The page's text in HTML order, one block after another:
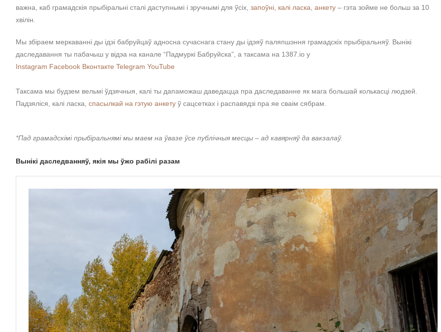
важна, каб грамадскія прыбіральні сталі даступнымі і зручнымі для ўсіх, запоўні, калі ласка, анкету – гэта зойме не больш за 10
хвілін.
Мы збіраем меркаванні ды ідэі бабруйцаў адносна сучаснага стану ды ідэяў паляпшэння грамадскіх прыбіральняў. Вынікі
даследавання ты пабачыш у відэа на канале “Падмуркі Бабруйска”, а таксама на 1387.io у
Instagram Facebook Вконтакте Telegram YouTube
Таксама мы будзем вельмі ўдзячныя, калі ты дапаможаш даведацца пра даследаванне як мага большай колькасці людзей.
Падзяліся, калі ласка, спасылкай на гэтую анкету ў сацсетках і распавядзі пра яе сваім сябрам.
*Пад грамадскімі прыбіральнямі мы маем на ўвазе ўсе публічныя месцы – ад кавярняў да вакзалаў.
Вынікі даследванняў, якія мы ўжо рабілі разам